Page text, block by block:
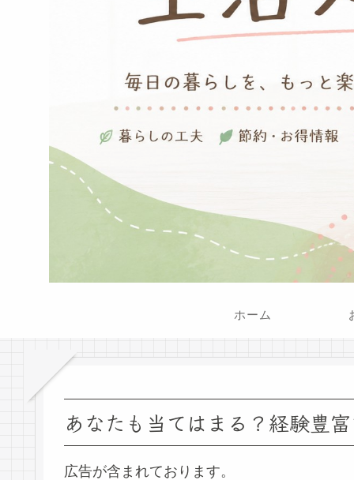
ホーム
あなたも当てはまる？経験豊
広告が含まれております。